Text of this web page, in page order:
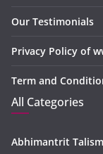
Our Testimonials
Privacy Policy of
Term and
All Categories
Abhimantrit